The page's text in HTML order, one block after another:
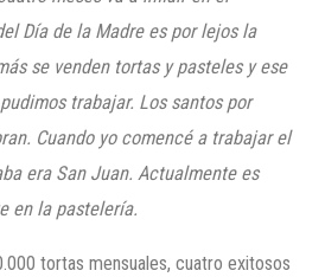
Día de la Madre es por lejos la
se venden tortas y pasteles y ese
trabajar. Los santos por
Cuando yo comencé a trabajar el
era San Juan. Actualmente es
en la pastelería.
tortas mensuales, cuatro exitosos